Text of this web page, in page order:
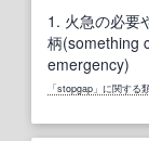
1. 火急の必要
柄(something
emergency)
「stopgap」に関する